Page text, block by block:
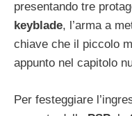
presentando tre
keyblade, l’arma a
chiave che il piccolo
appunto nel capitolo
Per festeggiare